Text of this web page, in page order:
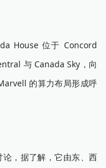
House 位于 Concord
与 Canada Sky，向
的算力布局形成呼
，据了解，它由东、西